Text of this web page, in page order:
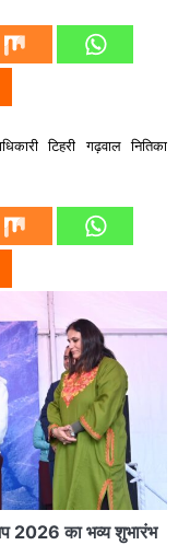
टिहरी गढ़वाल नितिका
2026 का भव्य शुभारंभ